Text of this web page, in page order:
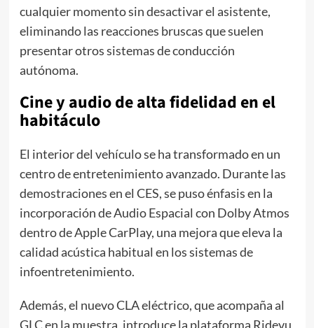
cualquier momento sin desactivar el asistente,
eliminando las reacciones bruscas que suelen
presentar otros sistemas de conducción
autónoma.
Cine y audio de alta fidelidad en el
habitáculo
El interior del vehículo se ha transformado en un
centro de entretenimiento avanzado. Durante las
demostraciones en el CES, se puso énfasis en la
incorporación de Audio Espacial con Dolby Atmos
dentro de Apple CarPlay, una mejora que eleva la
calidad acústica habitual en los sistemas de
infoentretenimiento.
Además, el nuevo CLA eléctrico, que acompaña al
GLC en la muestra, introduce la plataforma Ridevu